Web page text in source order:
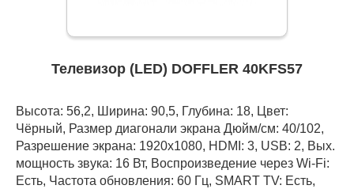
Телевизор (LED) DOFFLER 40KFS57
Высота: 56,2, Ширина: 90,5, Глубина: 18, Цвет:
Чёрный, Размер диагонали экрана Дюйм/см: 40/102,
Разрешение экрана: 1920x1080, HDMI: 3, USB: 2, Вых.
мощность звука: 16 Вт, Воспроизведение через Wi-Fi:
Есть, Частота обновления: 60 Гц, SMART TV: Есть,